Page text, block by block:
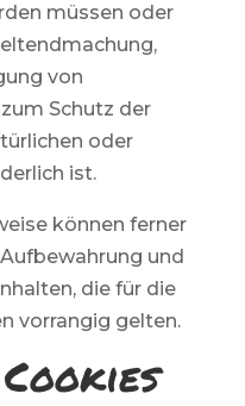
müssen oder
von
Schutz der
oder
ist.
können ferner
und
die für die
vorrangig gelten.